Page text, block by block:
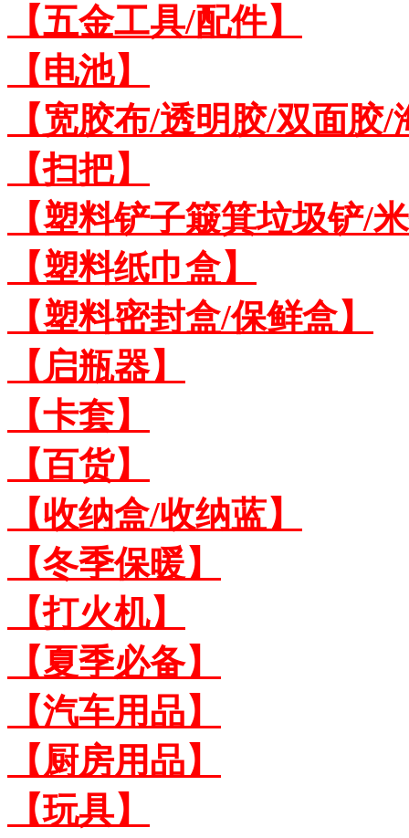
【五金工具/配件】
【电池】
【宽胶布/透明胶/双面胶
【扫把】
【塑料铲子簸箕垃圾铲/
【塑料纸巾盒】
【塑料密封盒/保鲜盒】
【启瓶器】
【卡套】
【百货】
【收纳盒/收纳蓝】
【冬季保暖】
【打火机】
【夏季必备】
【汽车用品】
【厨房用品】
【玩具】